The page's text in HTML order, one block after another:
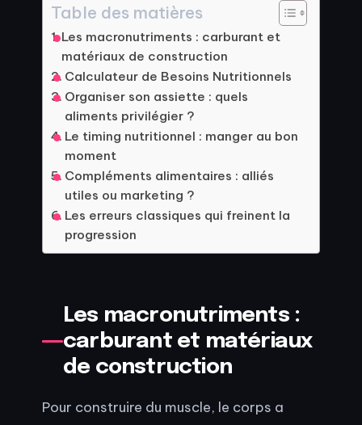
Table des matières
Les macronutriments : carburant et
matériaux de construction
Calculateur de Besoins Nutritionnels
Organiser son assiette : quels
aliments privilégier ?
Le timing nutritionnel : manger au bon
moment
Compléments alimentaires : alliés
utiles ou marketing ?
Les erreurs classiques qui freinent la
progression
Les macronutriments :
carburant et matériaux
de construction
Pour construire du muscle, le corps a